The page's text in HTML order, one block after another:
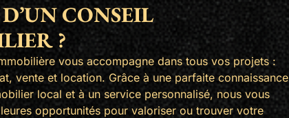
CONSEIL
?
vous accompagne dans tous vos projets :
vente et location. Grâce à une parfaite connaissance
local et à un service personnalisé, nous vous
opportunités pour valoriser ou trouver votre